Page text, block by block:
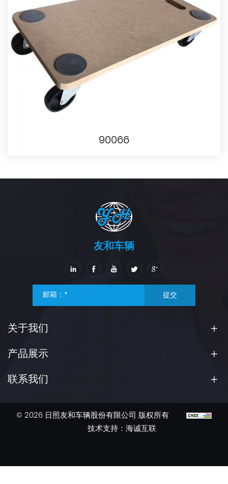
90066
友和车辆
提交
关于我们
产品展示
联系我们
© 2026 日照友和车辆股份有限公司 版权所有
技术支持：海诚互联